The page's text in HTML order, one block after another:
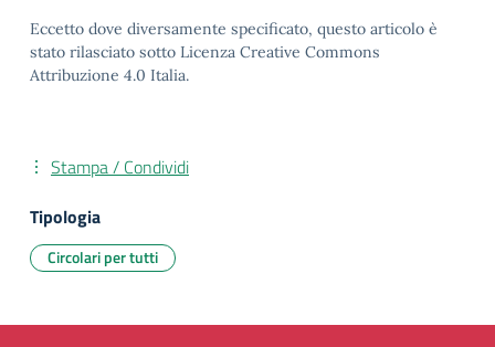
Eccetto dove diversamente specificato, questo articolo è
stato rilasciato sotto Licenza Creative Commons
Attribuzione 4.0 Italia.
Stampa / Condividi
Tipologia
Circolari per tutti